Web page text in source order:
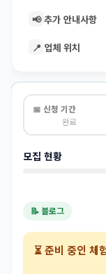
📢 추가 안내사항
📍 업체 위치
📅 신청 기간
완료
모집 현황
📝 블로그
⏳준비 중인 체